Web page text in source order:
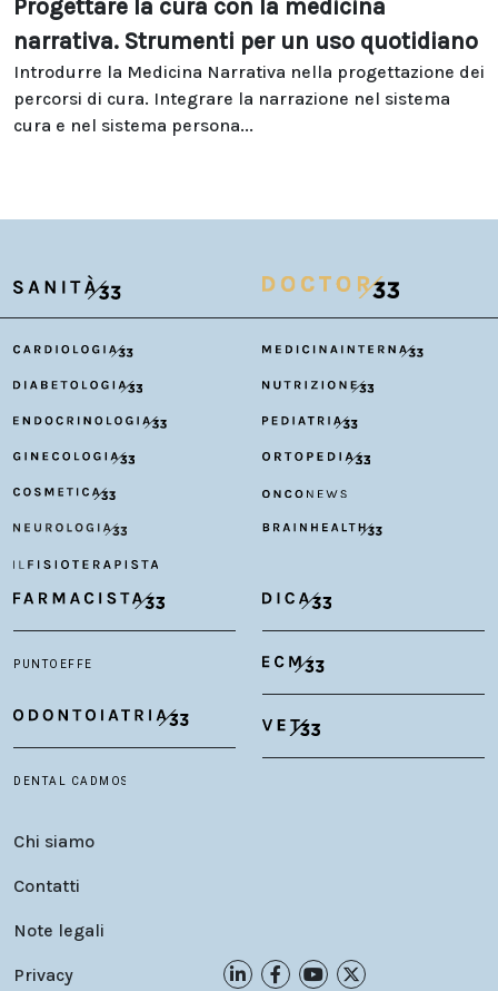
Progettare la cura con la medicina
narrativa. Strumenti per un uso quotidiano
Introdurre la Medicina Narrativa nella progettazione dei
percorsi di cura. Integrare la narrazione nel sistema
cura e nel sistema persona...
Chi siamo
Contatti
Note legali
Privacy